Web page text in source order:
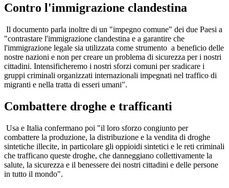
Contro l'immigrazione clandestina
Il documento parla inoltre di un "impegno comune" dei due Paesi a
"contrastare l'immigrazione clandestina e a garantire che
l'immigrazione legale sia utilizzata come strumento a beneficio delle
nostre nazioni e non per creare un problema di sicurezza per i nostri
cittadini. Intensificheremo i nostri sforzi comuni per sradicare i
gruppi criminali organizzati internazionali impegnati nel traffico di
migranti e nella tratta di esseri umani".
Combattere droghe e trafficanti
Usa e Italia confermano poi "il loro sforzo congiunto per
combattere la produzione, la distribuzione e la vendita di droghe
sintetiche illecite, in particolare gli oppioidi sintetici e le reti criminali
che trafficano queste droghe, che danneggiano collettivamente la
salute, la sicurezza e il benessere dei nostri cittadini e delle persone
in tutto il mondo".